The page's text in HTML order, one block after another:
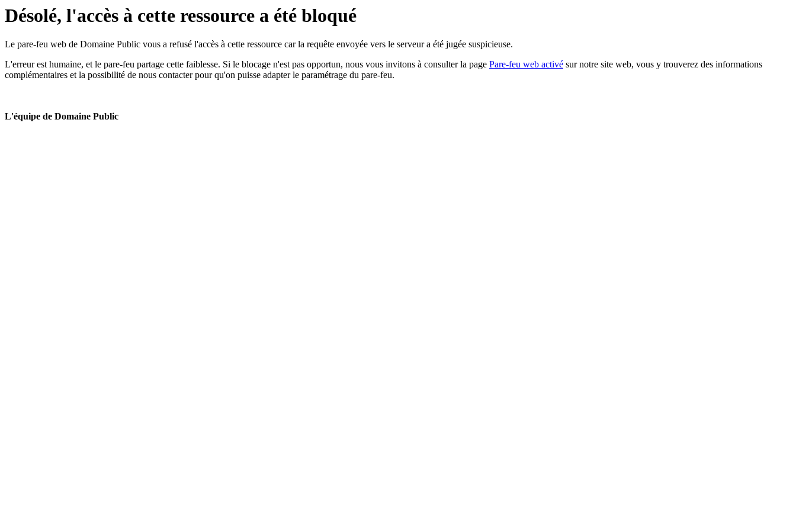
Désolé, l'accès à cette ressource a été bloqué
Le pare-feu web de Domaine Public vous a refusé l'accès à cette ressource car la requête envoyée vers le serveur a été jugée suspicieuse.
L'erreur est humaine, et le pare-feu partage cette faiblesse. Si le blocage n'est pas opportun, nous vous invitons à consulter la page Pare-feu web activé sur notre site web, vous y trouverez des informations
complémentaires et la possibilité de nous contacter pour qu'on puisse adapter le paramétrage du pare-feu.
L'équipe de Domaine Public